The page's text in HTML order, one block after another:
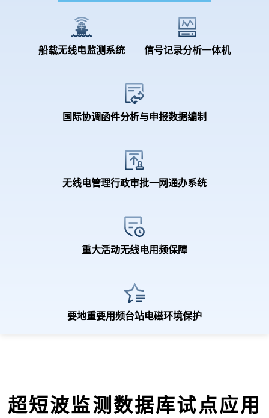
船载无线电监测系统 信号记录分析一体机
国际协调函件分析与申报数据编制
无线电管理行政审批一网通办系统
重大活动无线电用频保障
要地重要用频台站电磁环境保护
超短波监测数据库试点应用